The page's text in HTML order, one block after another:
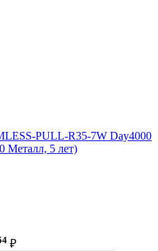
PULL-R35-7W Day4000
Металл, 5 лет)
₽